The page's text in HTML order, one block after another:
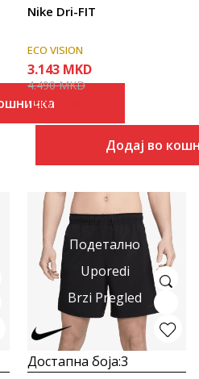
Nike Dri-FIT
ECO VISION
3.143 MKD
4.490MKD
Попуст
Додај во
Подетално
Uporedi
Brzi Pregled
Достапна боја:3